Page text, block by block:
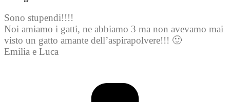
Sono stupendi!!!!
Noi amiamo i gatti, ne abbiamo 3 ma non avevamo mai
visto un gatto amante dell’aspirapolvere!!! 🙂
Emilia e Luca